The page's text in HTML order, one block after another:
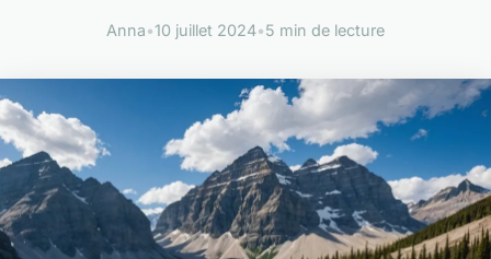
Anna•10 juillet 2024•5 min de lecture